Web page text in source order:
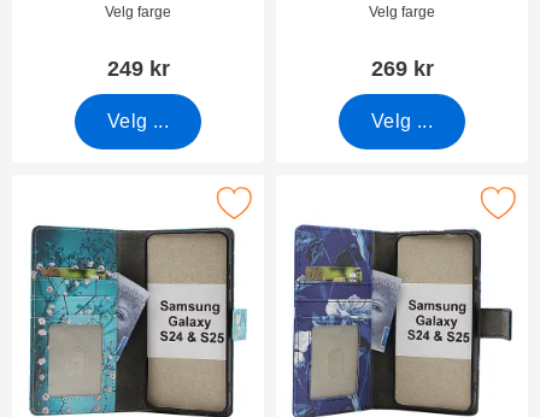
Varenummer 51144
Velg farge
249 kr
Velg ...
Varenummer 51145
Velg farge
269 kr
Velg ...
Samsung Galaxy S24 / S25 Lommebok Deksel Design som
Merk skimblocker Samsung Galaxy S24 / S25